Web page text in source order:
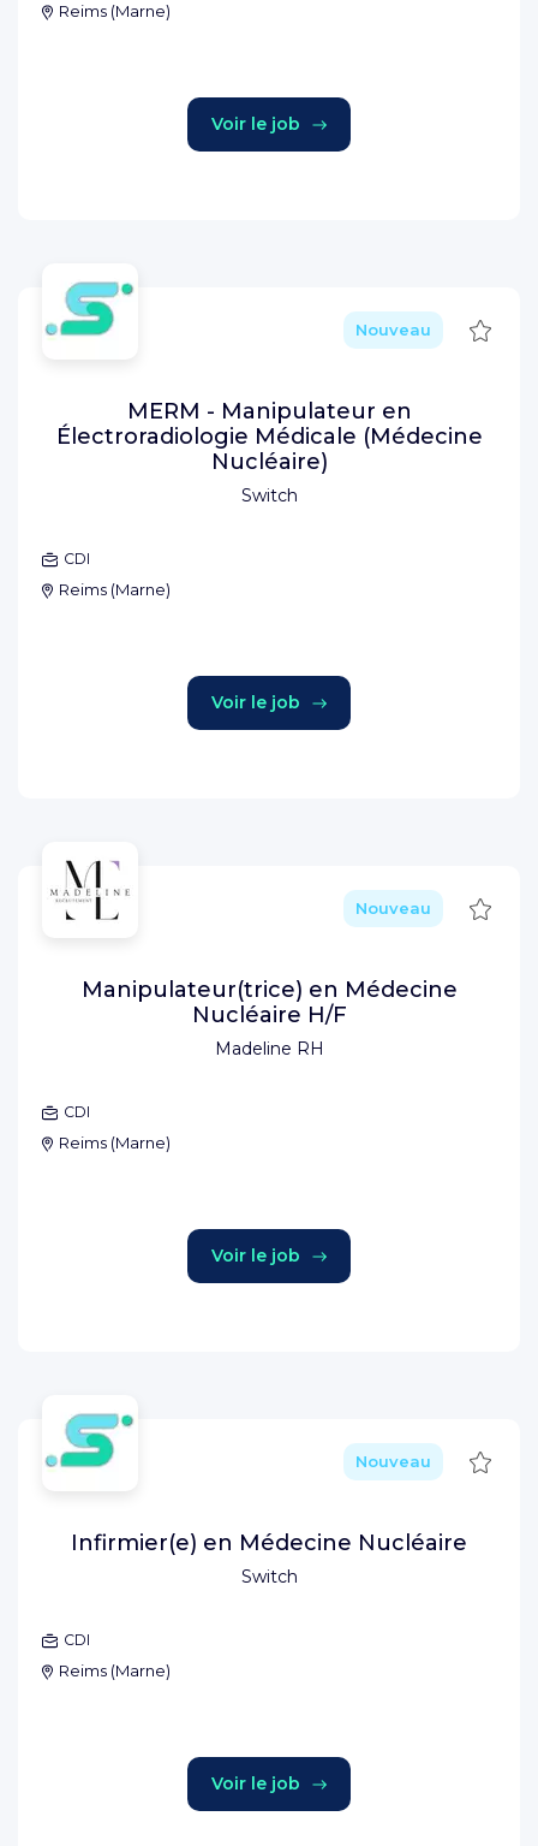
Reims (Marne)
Voir le job
Switch
Nouveau
MERM - Manipulateur en
Électroradiologie Médicale (Médecine
Nucléaire)
CDI
Reims (Marne)
Voir le job
Madeline RH
Nouveau
Manipulateur(trice) en Médecine
Nucléaire H/F
CDI
Reims (Marne)
Voir le job
Switch
Nouveau
Infirmier(e) en Médecine Nucléaire
CDI
Reims (Marne)
Voir le job